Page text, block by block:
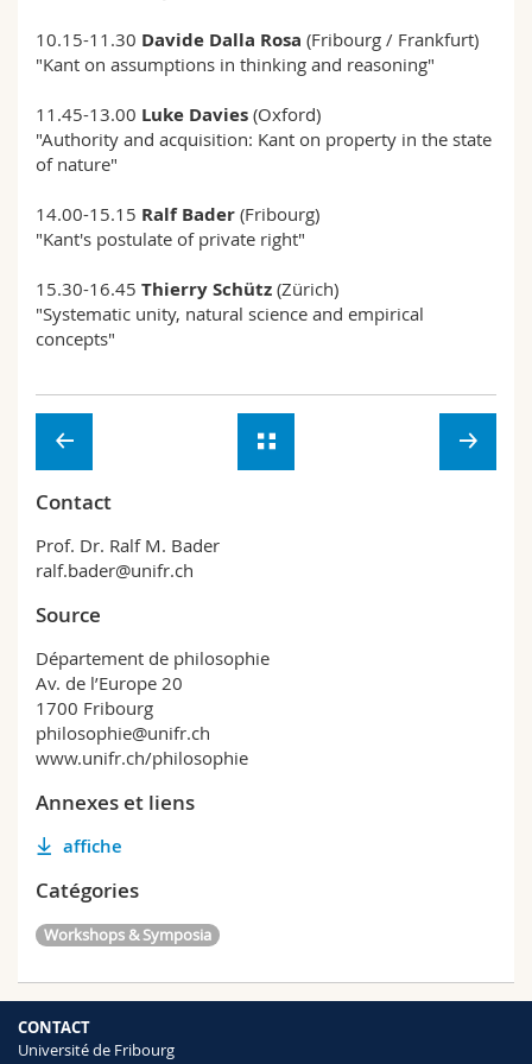
Interfacultaire
Programme des cours
MyUnifr
10.15-11.30 Davide Dalla Rosa (Fribourg / Frankfurt)
"Kant on assumptions in thinking and reasoning"
11.45-13.00 Luke Davies (Oxford)
"Authority and acquisition: Kant on property in the state
of nature"
14.00-15.15 Ralf Bader (Fribourg)
"Kant's postulate of private right"
15.30-16.45 Thierry Schütz (Zürich)
"Systematic unity, natural science and empirical
concepts"
Contact
Prof. Dr. Ralf M. Bader
ralf.bader@unifr.ch
Source
Département de philosophie
Av. de l’Europe 20
1700 Fribourg
philosophie@unifr.ch
www.unifr.ch/philosophie
Annexes et liens
affiche
Catégories
Workshops & Symposia
CONTACT
Université de Fribourg